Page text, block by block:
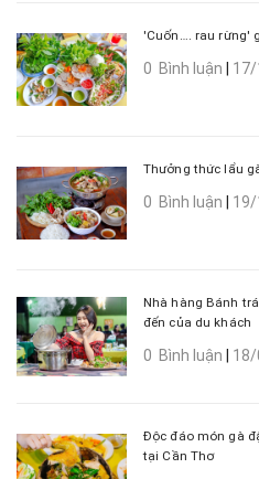
'Cuốn…. rau rừng'
0 Bình luận
Thưởng thức lẩu
0 Bình luận
Nhà hàng Bánh
đến của du khách
0 Bình luận 18/
Độc đáo món gà
tại Cần Thơ